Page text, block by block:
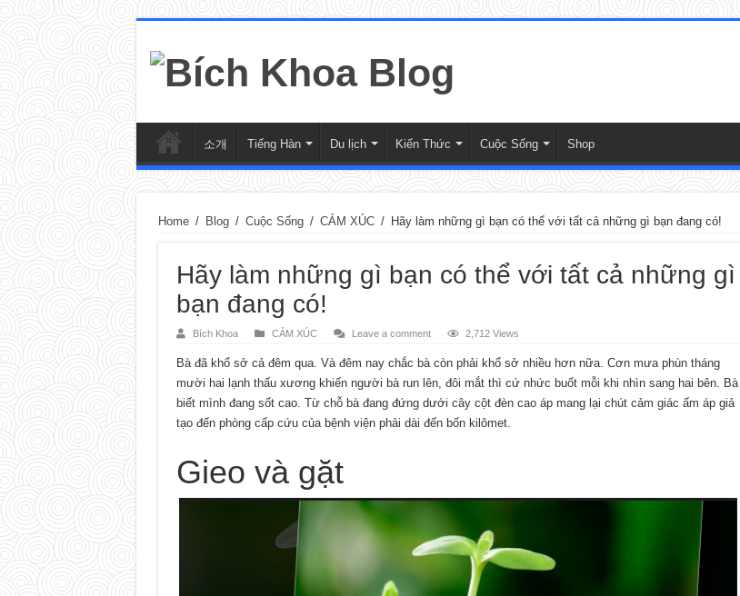
소개 Tiếng Hàn Du lịch Kiến Thức Cuộc Sống Shop
Home / Blog / Cuộc Sống / CẢM XÚC / Hãy làm những gì bạn có thể với tất cả những gì bạn đang có!
Hãy làm những gì bạn có thể với tất cả những gì
bạn đang có!
Bích Khoa CẢM XÚC Leave a comment 2,712 Views
Bà đã khổ sở cả đêm qua. Và đêm nay chắc bà còn phải khổ sở nhiều hơn nữa. Cơn mưa phùn tháng
mười hai lạnh thấu xương khiến người bà run lên, đôi mắt thì cứ nhức buốt mỗi khi nhìn sang hai bên. Bà
biết mình đang sốt cao. Từ chỗ bà đang đứng dưới cây cột đèn cao áp mang lại chút cảm giác ấm áp giả
tạo đến phòng cấp cứu của bệnh viện phải dài đến bốn kilômet.
Gieo và gặt